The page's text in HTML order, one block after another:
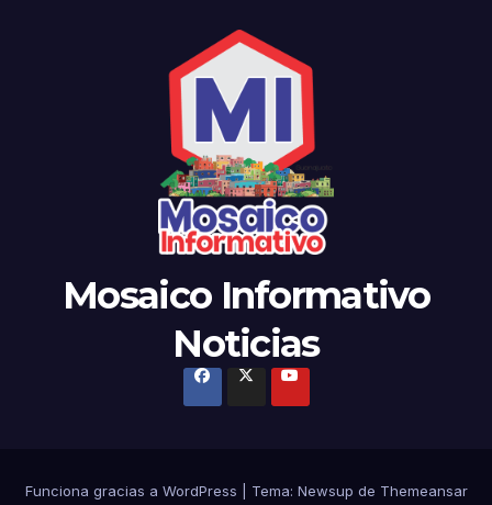
Mosaico Informativo
Noticias
Funciona gracias a WordPress Tema: Newsup de Themeansar